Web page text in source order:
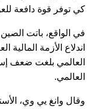
كي توفر قوة دافعة
في الواقع، باتت
اندلاع الأزمة المالية
العالمي بلغت ضعف
العالمي.
وقال وانغ يي وي،